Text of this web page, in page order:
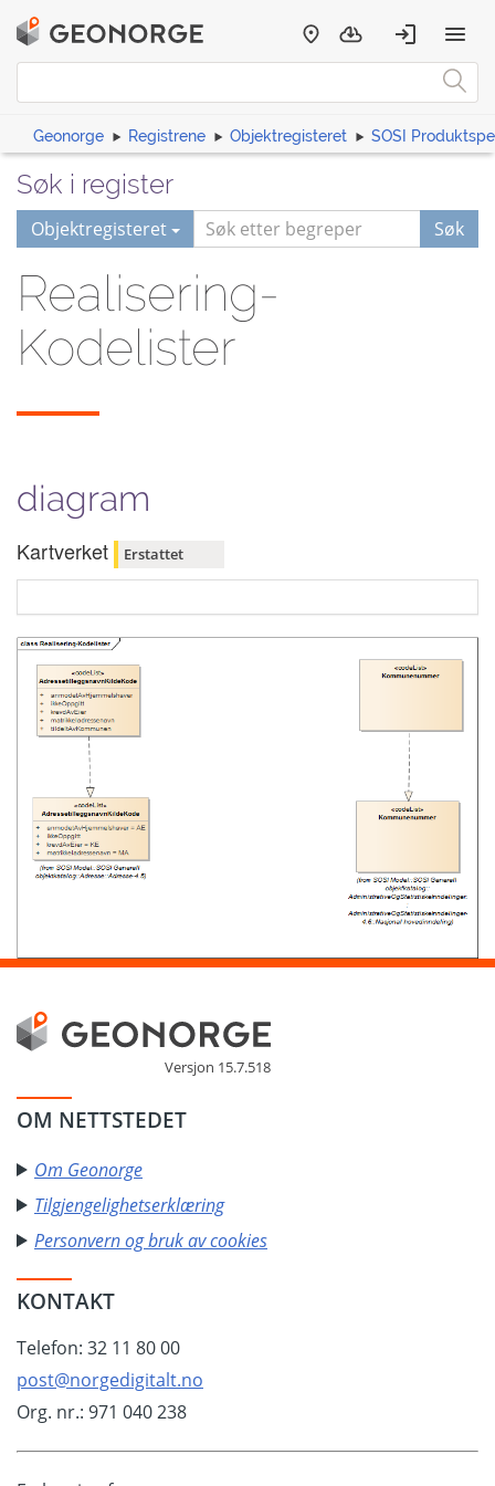
Geonorge Registrene Objektregisteret SOSI
Søk i register
Objektregisteret Søk
Realisering-
Kodelister
diagram
Kartverket Erstattet